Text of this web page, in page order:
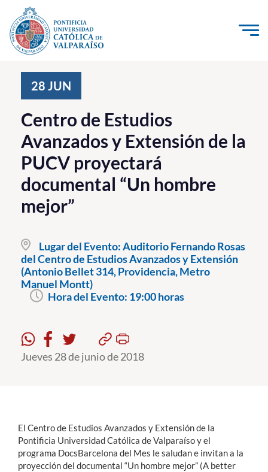
Click acá para ir directamente al contenido
Investigación, Creación e Innovación
PUCV Internacional
Vinculación con el Medio
Admisión
Pregrado
Postgrado
Formación Continua
Estudiantes
Funcionarios
28 JUN
Centro de Estudios
Avanzados y Extensión de la
PUCV proyectará
documental “Un hombre
mejor”
Lugar del Evento:Auditorio Fernando Rosas
del Centro de Estudios Avanzados y Extensión
(Antonio Bellet 314, Providencia, Metro
Manuel Montt)
Hora del Evento: 19:00 horas
Jueves 28 de junio de 2018
El Centro de Estudios Avanzados y Extensión de la
Pontificia Universidad Católica de Valparaíso y el
programa DocsBarcelona del Mes le saludan e invitan a la
proyección del documental “Un hombre mejor” (A better